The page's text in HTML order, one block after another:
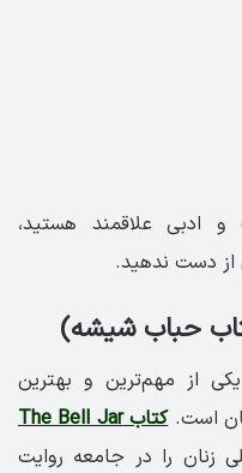
ادبی علاقمند هستید،
از دست ندهید.
از مهم‌ترین و بهترین
است.کتاب The Bell Jar
را در جامعه روایت